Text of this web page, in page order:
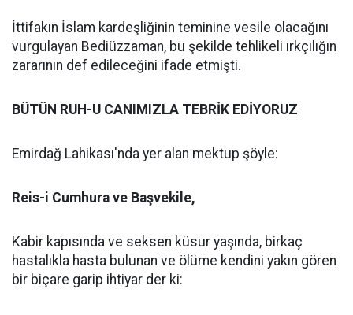
İttifakın İslam kardeşliğinin teminine vesile olacağını
vurgulayan Bediüzzaman, bu şekilde tehlikeli ırkçılığın
zararının def edileceğini ifade etmişti.
BÜTÜN RUH-U CANIMIZLA TEBRİK EDİYORUZ
Emirdağ Lahikası'nda yer alan mektup şöyle:
Reis-i Cumhura ve Başvekile,
Kabir kapısında ve seksen küsur yaşında, birkaç
hastalıkla hasta bulunan ve ölüme kendini yakın gören
bir biçare garip ihtiyar der ki: